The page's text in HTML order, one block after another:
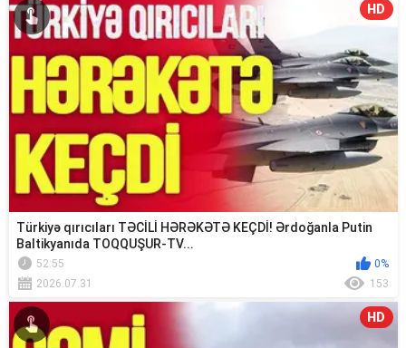
HD
Türkiyə qırıcıları TƏCİLİ HƏRƏKƏTƏ KEÇDİ! Ərdoğanla Putin
Baltikyanıda TOQQUŞUR-TV...
52:55
0%
2026.07.31
153
HD